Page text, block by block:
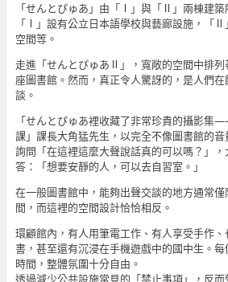
「せんとぴゅあ」由「Ⅰ」與「Ⅱ」兩棟建築
「Ⅰ」設有公立日本語學校與藝廊設施，「
空間等。
走進「せんとぴゅあⅡ」，寬敞的空間中排
座圖書館。然而，真正令人驚訝的，是人們
談。
「せんとぴゅあ裡收藏了非常珍貴的攝影集
課」課長大角猛先生，以完全不像圖書館的
詢問「在這裡這麼大聲說話真的可以嗎？」
答：「想要安靜的人，可以去自習室。」
在一般圖書館中，能夠出聲交談的地方通常
間，而這裡的空間設計恰恰相反。
環顧館內，有人用筆電工作、有人享受手作
書，甚至還有沉浸在手機遊戲中的國中生。
時間，整體氛圍十分自由。
透過減少公共設施常見的「禁止事項」，反而